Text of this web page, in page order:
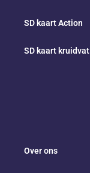
SD kaart Action
SD kaart kruidvat
Over ons